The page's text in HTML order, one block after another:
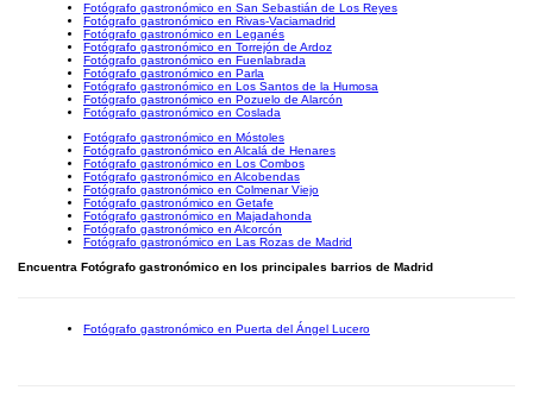
Fotógrafo gastronómico en San Sebastián de Los Reyes
Fotógrafo gastronómico en Rivas-Vaciamadrid
Fotógrafo gastronómico en Leganés
Fotógrafo gastronómico en Torrejón de Ardoz
Fotógrafo gastronómico en Fuenlabrada
Fotógrafo gastronómico en Parla
Fotógrafo gastronómico en Los Santos de la Humosa
Fotógrafo gastronómico en Pozuelo de Alarcón
Fotógrafo gastronómico en Coslada
Fotógrafo gastronómico en Móstoles
Fotógrafo gastronómico en Alcalá de Henares
Fotógrafo gastronómico en Los Combos
Fotógrafo gastronómico en Alcobendas
Fotógrafo gastronómico en Colmenar Viejo
Fotógrafo gastronómico en Getafe
Fotógrafo gastronómico en Majadahonda
Fotógrafo gastronómico en Alcorcón
Fotógrafo gastronómico en Las Rozas de Madrid
Encuentra Fotógrafo gastronómico en los principales barrios de Madrid
Fotógrafo gastronómico en Puerta del Ángel Lucero